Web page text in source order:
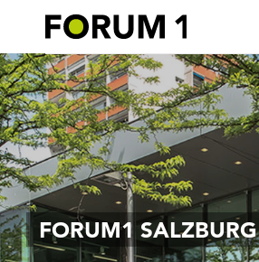
FORUM1 SALZBURG
PRESSEAUSSENDUNGEN
Center & Marken
Events
Services
MEDIAGALERIE